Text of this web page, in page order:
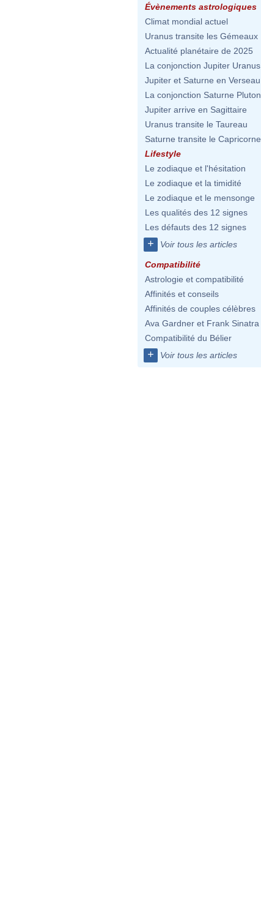
Évènements astrologiques
Climat mondial actuel
Uranus transite les Gémeaux
Actualité planétaire de 2025
La conjonction Jupiter Uranus
Jupiter et Saturne en Verseau
La conjonction Saturne Pluton
Jupiter arrive en Sagittaire
Uranus transite le Taureau
Saturne transite le Capricorne
Lifestyle
Le zodiaque et l'hésitation
Le zodiaque et la timidité
Le zodiaque et le mensonge
Les qualités des 12 signes
Les défauts des 12 signes
+ Voir tous les articles
Compatibilité
Astrologie et compatibilité
Affinités et conseils
Affinités de couples célèbres
Ava Gardner et Frank Sinatra
Compatibilité du Bélier
+ Voir tous les articles